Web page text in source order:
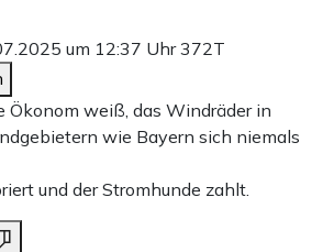
um 12:37 Uhr372T
Ökonom weiß, das Windräder in
wie Bayern sich niemals
und der Stromhunde zahlt.